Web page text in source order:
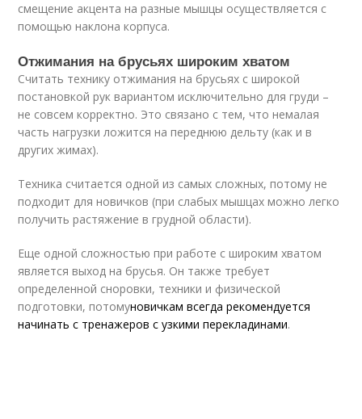
смещение акцента на разные мышцы осуществляется с
помощью наклона корпуса.
Отжимания на брусьях широким хватом
Считать технику отжимания на брусьях с широкой
постановкой рук вариантом исключительно для груди –
не совсем корректно. Это связано с тем, что немалая
часть нагрузки ложится на переднюю дельту (как и в
других жимах).
Техника считается одной из самых сложных, потому не
подходит для новичков (при слабых мышцах можно легко
получить растяжение в грудной области).
Еще одной сложностью при работе с широким хватом
является выход на брусья. Он также требует
определенной сноровки, техники и физической
подготовки, потомуновичкам всегда рекомендуется
начинать с тренажеров с узкими перекладинами.